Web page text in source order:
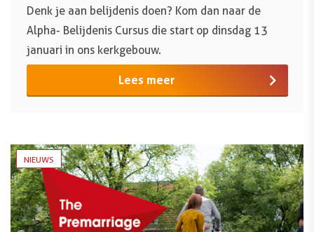
Denk je aan belijdenis doen? Kom dan naar de
Alpha- Belijdenis Cursus die start op dinsdag 13
januari in ons kerkgebouw.
Lees meer
NIEUWS